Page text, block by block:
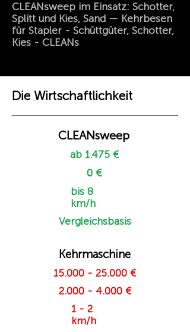
CLEANsweep im Einsatz: Schotter,
Splitt und Kies, Sand — Kehrbesen
für Stapler - Schüttgüter, Schotter,
Kies - CLEANs
Die Wirtschaftlichkeit
CLEANsweep
ab 1.475 €
0 €
bis 8
km/h
Vergleichsbasis
Kehrmaschine
15.000 - 25.000 €
2.000 - 4.000 €
1 - 2
km/h